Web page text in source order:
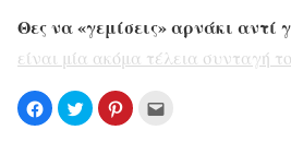
Θες να «γεμίσεις» αρνάκι αντί
είναι μία ακόμα τέλεια